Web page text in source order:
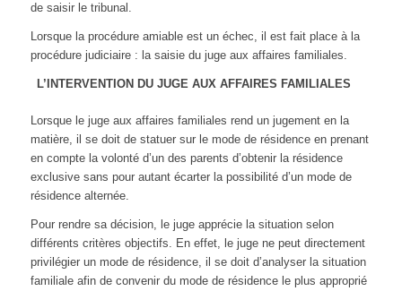
de saisir le tribunal.
Lorsque la procédure amiable est un échec, il est fait place à la
procédure judiciaire : la saisie du juge aux affaires familiales.
L’INTERVENTION DU JUGE AUX AFFAIRES FAMILIALES
Lorsque le juge aux affaires familiales rend un jugement en la
matière, il se doit de statuer sur le mode de résidence en prenant
en compte la volonté d’un des parents d’obtenir la résidence
exclusive sans pour autant écarter la possibilité d’un mode de
résidence alternée.
Pour rendre sa décision, le juge apprécie la situation selon
différents critères objectifs. En effet, le juge ne peut directement
privilégier un mode de résidence, il se doit d’analyser la situation
familiale afin de convenir du mode de résidence le plus approprié